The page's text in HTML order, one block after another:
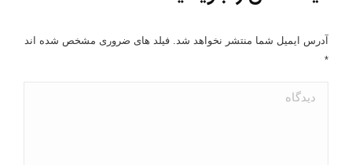
آدرس ایمیل شما منتشر نخواهد شد. فیلد های ضروری مشخص شده اند
*
دیدگاه